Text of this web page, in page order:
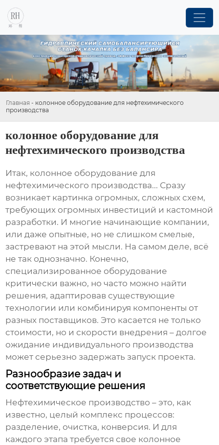
Главная - колонное оборудование для нефтехимического
производства
колонное оборудование для
нефтехимического производства
Итак, колонное оборудование для
нефтехимического производства... Сразу
возникает картинка огромных, сложных схем,
требующих огромных инвестиций и кастомной
разработки. И многие начинающие компании,
или даже опытные, но не слишком смелые,
застревают на этой мысли. На самом деле, всё
не так однозначно. Конечно,
специализированное оборудование
критически важно, но часто можно найти
решения, адаптировав существующие
технологии или комбинируя компоненты от
разных поставщиков. Это касается не только
стоимости, но и скорости внедрения – долгое
ожидание индивидуального производства
может серьезно задержать запуск проекта.
Разнообразие задач и
соответствующие решения
Нефтехимическое производство – это, как
известно, целый комплекс процессов:
разделение, очистка, конверсия. И для
каждого этапа требуется свое колонное